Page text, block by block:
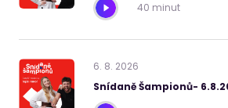
40 minut
6. 8. 2026
Snídaně Šampionů-